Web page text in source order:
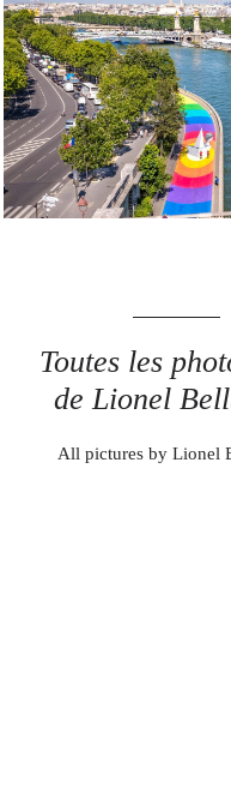
–
projet
Toutes les
de Lionel
All pictures by Lionel